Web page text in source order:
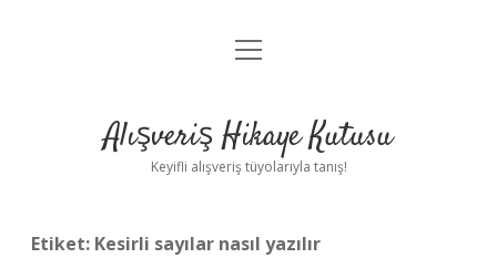
Anasayfa
Yasal Uyarı
menüyü
Alışveriş Hikaye Kutusu
Keyifli alışveriş tüyolarıyla tanış!
Etiket: Kesirli sayılar nasıl yazılır